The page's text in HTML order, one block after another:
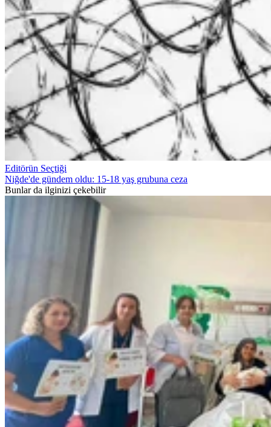
Editörün Seçtiği
Niğde'de gündem oldu: 15-18 yaş grubuna ceza
Bunlar da ilginizi çekebilir